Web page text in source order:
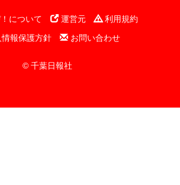
について 運営元
利用規約
情報保護方針
お問い合わせ
© 千葉日報社